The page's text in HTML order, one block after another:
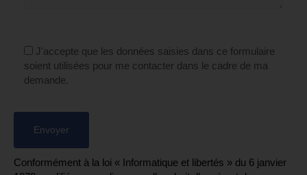
J'accepte que les données saisies dans ce formulaire
soient utilisées pour me contacter dans le cadre de ma
demande.
Conformément à la loi « Informatique et libertés » du 6 janvier